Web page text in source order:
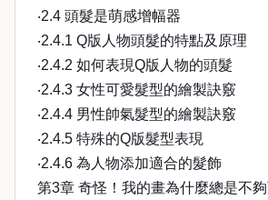
‧2.4 頭髮是萌感增幅器
‧2.4.1 Q版人物頭髮的特點及原理
‧2.4.2 如何表現Q版人物的頭髮
‧2.4.3 女性可愛髮型的繪製訣竅
‧2.4.4 男性帥氣髮型的繪製訣竅
‧2.4.5 特殊的Q版髮型表現
‧2.4.6 為人物添加適合的髮飾
第3章 奇怪！我的畫為什麼總是不夠